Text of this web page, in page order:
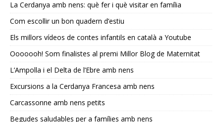
La Cerdanya amb nens: què fer i què visitar en família
Com escollir un bon quadern d’estiu
Els millors vídeos de contes infantils en català a Youtube
Ooooooh! Som finalistes al premi Millor Blog de Maternitat
L’Ampolla i el Delta de l’Ebre amb nens
Excursions a la Cerdanya Francesa amb nens
Carcassonne amb nens petits
Begudes saludables per a famílies amb nens